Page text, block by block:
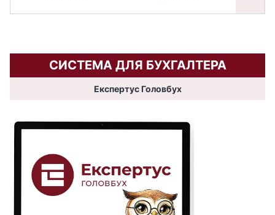
СИСТЕМА ДЛЯ БУХГАЛТЕРА
Експертус Головбух